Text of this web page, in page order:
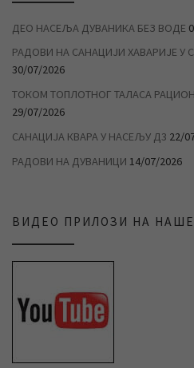
ДЕО НАСЕЉА ДУВАНИКА БЕЗ ВОДЕ
РАДОВИ НА САНАЦИЈИ ХАВАРИЈЕ У
30/07/2026
ТОКОМ ТОПЛОТНОГ ТАЛАСА
29/07/2026
САНАЦИЈА КВАРА У НАСЕЉУ Д3 22/
РАДОВИ НА ДУВАНИЦИ 14/07/2026
ВИДЕО ПРИЛОЗИ НА